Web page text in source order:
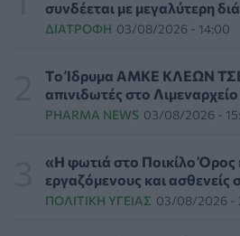
Στον σταθμό φιλοξενίας
ΕΠΙΚΑΙΡΌΤΗΤΑ 06/08/2026 - 03:46
Το Πανεπιστήμιο Keele υπέβαλε
ΕΠΙΚΑΙΡΌΤΗΤΑ 06/08/2026 - 00:04
Binge-Watching και φαγητό: Τα
συνδέεται με μεγαλύτερη
ΔΙΑΤΡΟΦΉ 03/08/2026 - 14:00
Tο Ίδρυμα ΑΜΚΕ ΚΛΕΩΝ
απινιδωτές στο
PHARMA NEWS 03/08/2026 -
«Η φωτιά στο Ποικίλο Όρος
εργαζόμενους και
ΠΟΛΙΤΙΚΉ ΥΓΕΊΑΣ 03/08/2026 -